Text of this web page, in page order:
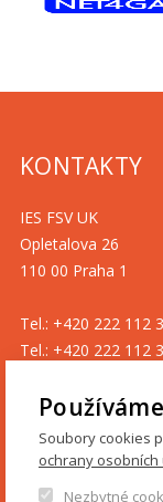
KONTAKTY
IES FSV UK
Opletalova 26
110 00 Praha 1
Tel.: +420 222 112
Tel.: +420 222 112
GDPR
Soubory cookies
ochrany osobních
Nezbytné